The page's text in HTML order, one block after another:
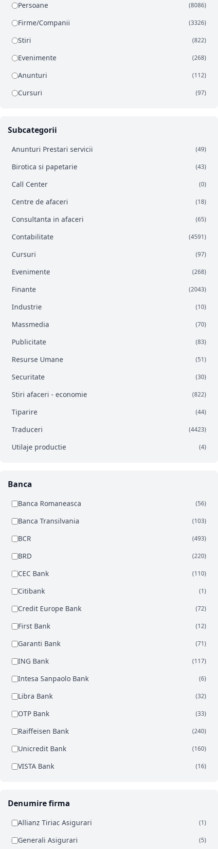
Persoane
(8086)
Firme/Companii (3326)
Stiri (822)
Evenimente (268)
Anunturi (112)
Cursuri (97)
Subcategorii
Anunturi Prestari servicii (49)
Birotica si papetarie (43)
Call Center (0)
Centre de afaceri (18)
Consultanta in afaceri (65)
Contabilitate (4591)
Cursuri (97)
Evenimente (268)
Finante (2043)
Industrie (10)
Massmedia (70)
Publicitate (83)
Resurse Umane (51)
Securitate (30)
Stiri afaceri - economie (822)
Tiparire (44)
Traduceri (4423)
Utilaje productie (4)
Banca
Banca Romaneasca (56)
Banca Transilvania (103)
BCR (493)
BRD (220)
CEC Bank (110)
Citibank (1)
Credit Europe Bank (72)
First Bank (12)
Garanti Bank (71)
ING Bank (117)
Intesa Sanpaolo Bank (6)
Libra Bank (32)
OTP Bank (33)
Raiffeisen Bank (240)
Unicredit Bank (160)
VISTA Bank (16)
Denumire firma
Allianz Tiriac Asigurari (1)
Generali Asigurari (5)